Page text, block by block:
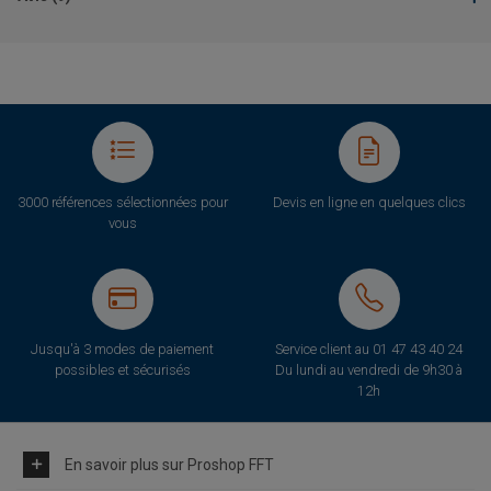
3000 références sélectionnées pour
vous
Devis en ligne en quelques clics
Jusqu'à 3 modes de paiement
possibles et sécurisés
Service client au 01 47 43 40 24
Du lundi au vendredi de 9h30 à
12h
En savoir plus sur Proshop FFT